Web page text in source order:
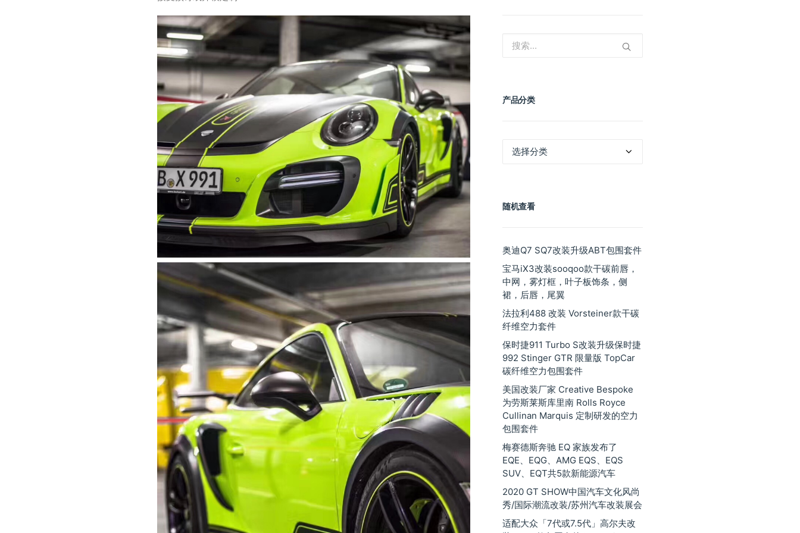
产品分类
随机查看
奥迪Q7 SQ7改装升级ABT包围套件
宝马iX3改装sooqoo款干碳前唇，
中网，雾灯框，叶子板饰条，侧
裙，后唇，尾翼
法拉利488 改装 Vorsteiner款干碳
纤维空力套件
保时捷911 Turbo S改装升级保时捷
992 Stinger GTR 限量版 TopCar
碳纤维空力包围套件
美国改装厂家 Creative Bespoke
为劳斯莱斯库里南 Rolls Royce
Cullinan Marquis 定制研发的空力
包围套件
梅赛德斯奔驰 EQ 家族发布了
EQE、EQG、AMG EQS、EQS
SUV、EQT共5款新能源汽车
2020 GT SHOW中国汽车文化风尚
秀/国际潮流改装/苏州汽车改装展会
适配大众「7代或7.5代」高尔夫改